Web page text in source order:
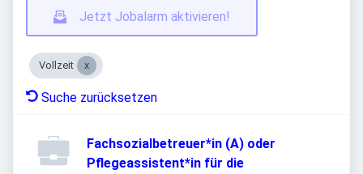
Jetzt Jobalarm aktivieren!
Vollzeit
Suche zurücksetzen
Fachsozialbetreuer*in (A) oder
Pflegeassistent*in für die